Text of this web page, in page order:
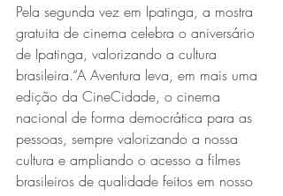
Pela segunda vez em Ipatinga, a mostra
gratuita de cinema celebra o aniversário
de Ipatinga, valorizando a cultura
brasileira.“A Aventura leva, em mais uma
edição da CineCidade, o cinema
nacional de forma democrática para as
pessoas, sempre valorizando a nossa
cultura e ampliando o acesso a filmes
brasileiros de qualidade feitos em nosso